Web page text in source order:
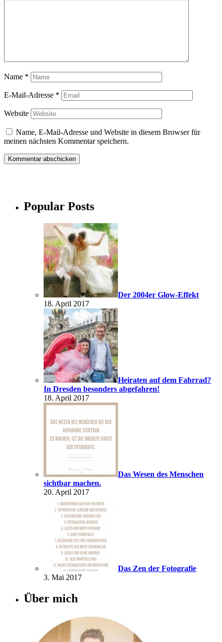
Name *
E-Mail-Adresse *
Website
Name, E-Mail-Adresse und Website in diesem Browser für
meinen nächsten Kommentar speichern.
Popular Posts
Der 2004er Glow-Effekt
18. April 2017
Heiraten auf dem Fahrrad?
In Dresden besonders abgefahren!
18. April 2017
Das Wesen des Menschen
sichtbar machen.
20. April 2017
Das Zen der Fotografie
3. Mai 2017
Über mich